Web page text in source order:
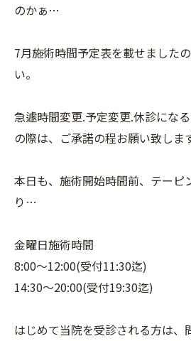
のかぁ…
7月施術時間予定表を載せました
い。
急遽時間変更.予定変更.休診にな
の際は、ご承諾の程お願い致します
本日も、施術開始時間前、テーピ
り…
金曜日施術時間
8:00〜12:00(受付11:30迄)
14:30〜20:00(受付19:30迄)
はじめて当院を受診される方は、